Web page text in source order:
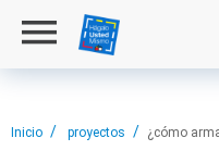
Inicio proyectos ¿cómo